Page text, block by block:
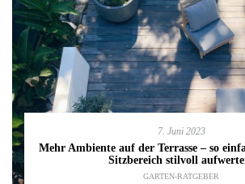
7. Juni 2023
Mehr Ambiente auf der Terrasse – so
Sitzbereich stilvoll
GARTEN-RATGEBER